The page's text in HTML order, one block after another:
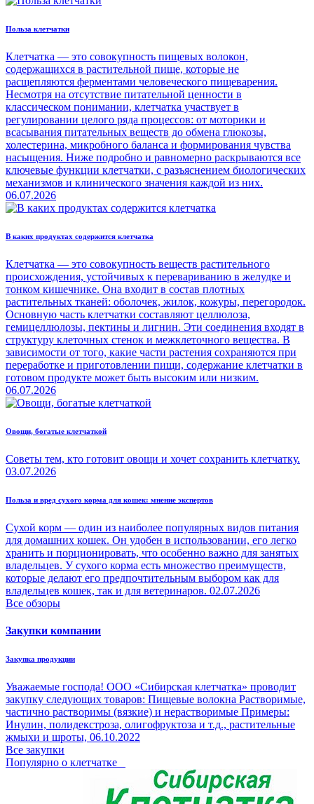
Польза клетчатки
Клетчатка — это совокупность пищевых волокон,
содержащихся в растительной пище, которые не
расщепляются ферментами человеческого пищеварения.
Несмотря на отсутствие питательной ценности в
классическом понимании, клетчатка участвует в
регулировании целого ряда процессов: от моторики и
всасывания питательных веществ до обмена глюкозы,
холестерина, микробного баланса и формирования чувства
насыщения. Ниже подробно и равномерно раскрываются все
ключевые функции клетчатки, с разъяснением биологических
механизмов и клинического значения каждой из них.
06.07.2026
В каких продуктах содержится клетчатка
Клетчатка — это совокупность веществ растительного
происхождения, устойчивых к перевариванию в желудке и
тонком кишечнике. Она входит в состав плотных
растительных тканей: оболочек, жилок, кожуры, перегородок.
Основную часть клетчатки составляют целлюлоза,
гемицеллюлозы, пектины и лигнин. Эти соединения входят в
структуру клеточных стенок и межклеточного вещества. В
зависимости от того, какие части растения сохраняются при
переработке и приготовлении пищи, содержание клетчатки в
готовом продукте может быть высоким или низким.
06.07.2026
Овощи, богатые клетчаткой
Советы тем, кто готовит овощи и хочет сохранить клетчатку.
03.07.2026
Польза и вред сухого корма для кошек: мнение экспертов
Сухой корм — один из наиболее популярных видов питания
для домашних кошек. Он удобен в использовании, его легко
хранить и порционировать, что особенно важно для занятых
владельцев. У сухого корма есть множество преимуществ,
которые делают его предпочтительным выбором как для
владельцев кошек, так и для ветеринаров. 02.07.2026
Все обзоры
Закупки компании
Закупка продукции
Уважаемые господа! ООО «Сибирская клетчатка» проводит
закупку следующих товаров: Пищевые волокна Растворимые,
частично растворимы (вязкие) и нерастворимые Примеры:
Инулин, полидекстроза, олигофруктоза и т.д., растительные
жмыхи и шроты, 06.10.2022
Все закупки
Популярно о клетчатке